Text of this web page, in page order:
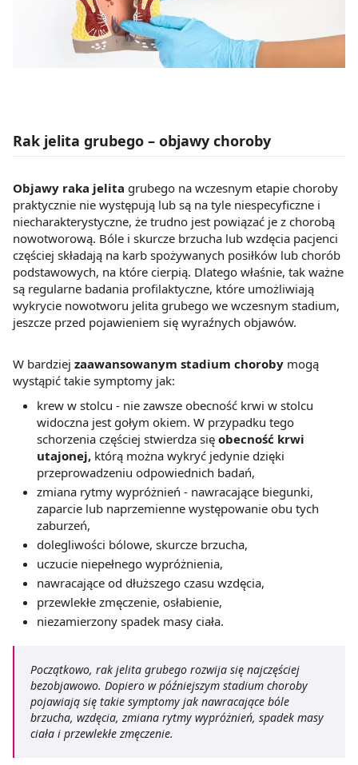
Rak jelita grubego – objawy choroby
Objawy raka jelita grubego na wczesnym etapie choroby
praktycznie nie występują lub są na tyle niespecyficzne i
niecharakterystyczne, że trudno jest powiązać je z chorobą
nowotworową. Bóle i skurcze brzucha lub wzdęcia pacjenci
częściej składają na karb spożywanych posiłków lub chorób
podstawowych, na które cierpią. Dlatego właśnie, tak ważne
są regularne badania profilaktyczne, które umożliwiają
wykrycie nowotworu jelita grubego we wczesnym stadium,
jeszcze przed pojawieniem się wyraźnych objawów.
W bardziej zaawansowanym stadium choroby mogą
wystąpić takie symptomy jak:
krew w stolcu - nie zawsze obecność krwi w stolcu
widoczna jest gołym okiem. W przypadku tego
schorzenia częściej stwierdza się obecność krwi
utajonej, którą można wykryć jedynie dzięki
przeprowadzeniu odpowiednich badań,
zmiana rytmy wypróżnień - nawracające biegunki,
zaparcie lub naprzemienne występowanie obu tych
zaburzeń,
dolegliwości bólowe, skurcze brzucha,
uczucie niepełnego wypróżnienia,
nawracające od dłuższego czasu wzdęcia,
przewlekłe zmęczenie, osłabienie,
niezamierzony spadek masy ciała.
Początkowo, rak jelita grubego rozwija się najczęściej
bezobjawowo. Dopiero w późniejszym stadium choroby
pojawiają się takie symptomy jak nawracające bóle
brzucha, wzdęcia, zmiana rytmy wypróżnień, spadek masy
ciała i przewlekłe zmęczenie.